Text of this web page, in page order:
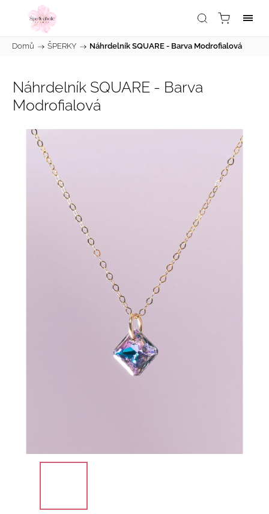
Domů / ŠPERKY / Náhrdelník SQUARE - Barva Modrofialová
Náhrdelník SQUARE - Barva
Modrofialová